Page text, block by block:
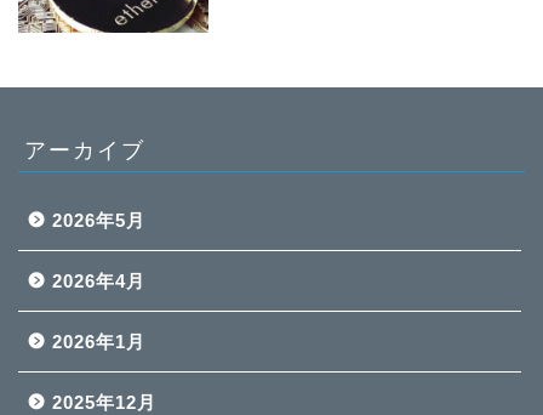
アーカイブ
2026年5月
2026年4月
2026年1月
2025年12月